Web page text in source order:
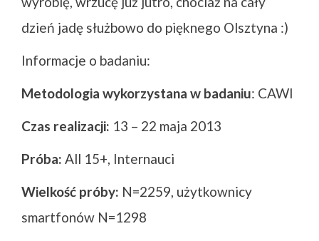
dzień jadę służbowo do pięknego Olsztyna :)
Informacje o badaniu:
Metodologia wykorzystana w badaniu: CAWI
Czas realizacji: 13 – 22 maja 2013
Próba: All 15+, Internauci
Wielkość próby: N=2259, użytkownicy
smartfonów N=1298